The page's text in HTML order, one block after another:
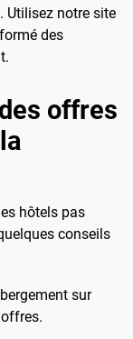
Utilisez notre site
des
offres
hôtels pas
conseils
sur